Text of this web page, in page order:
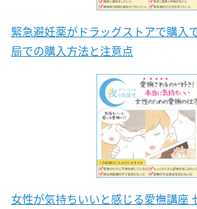
緊急避妊薬がドラッグストアで購入
局での購入方法と注意点
女性が気持ちいいと感じる愛撫講座